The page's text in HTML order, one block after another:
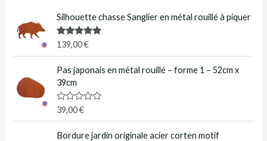
Silhouette chasse Sanglier en métal rouillé à piquer
Note5.00
sur 5
139,00€
Pas japonais en métal rouillé – forme 1 – 52cm x
39cm
N
e
39,00€
Bordure jardin originale acier corten motif